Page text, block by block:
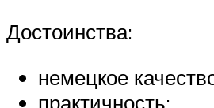
Достоинства:
немецкое
практичность;